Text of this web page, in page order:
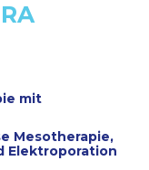
mit
Mesotherapie,
Elektroporation